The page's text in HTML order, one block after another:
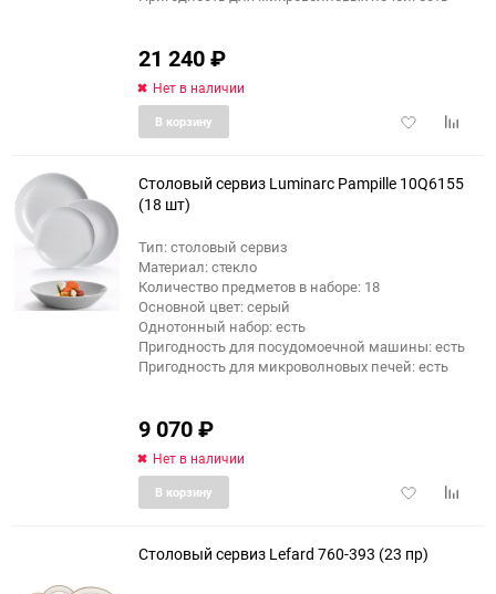
21 240₽
Нет в наличии
Добавить
В корзину
Столовый сервиз Luminarc Pampille 10Q6155
(18 шт)
Тип: столовый сервиз
Материал: стекло
Количество предметов в наборе: 18
Основной цвет: серый
Однотонный набор: есть
Пригодность для посудомоечной машины: есть
Пригодность для микроволновых печей: есть
9 070₽
Нет в наличии
Добавить
В корзину
Столовый сервиз Lefard 760-393 (23 пр)